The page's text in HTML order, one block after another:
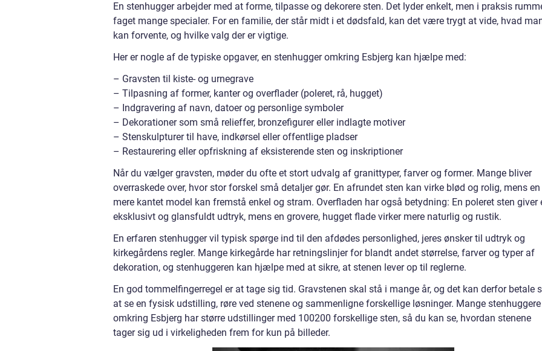
En stenhugger arbejder med at forme, tilpasse og dekorere sten. Det lyder enkelt, men i praksis
faget mange specialer. For en familie, der står midt i et dødsfald, kan det være trygt at vide, hvad
kan forvente, og hvilke valg der er vigtige.
Her er nogle af de typiske opgaver, en stenhugger omkring Esbjerg kan hjælpe med:
– Gravsten til kiste- og urnegrave
– Tilpasning af former, kanter og overflader (poleret, rå, hugget)
– Indgravering af navn, datoer og personlige symboler
– Dekorationer som små relieffer, bronzefigurer eller indlagte motiver
– Stenskulpturer til have, indkørsel eller offentlige pladser
– Restaurering eller opfriskning af eksisterende sten og inskriptioner
Når du vælger gravsten, møder du ofte et stort udvalg af granittyper, farver og former. Mange bliver
overraskede over, hvor stor forskel små detaljer gør. En afrundet sten kan virke blød og rolig, mens en
mere kantet model kan fremstå enkel og stram. Overfladen har også betydning: En poleret sten giver
eksklusivt og glansfuldt udtryk, mens en grovere, hugget flade virker mere naturlig og rustik.
En erfaren stenhugger vil typisk spørge ind til den afdødes personlighed, jeres ønsker til udtryk og
kirkegårdens regler. Mange kirkegårde har retningslinjer for blandt andet størrelse, farver og typer af
dekoration, og stenhuggeren kan hjælpe med at sikre, at stenen lever op til reglerne.
En god tommelfingerregel er at tage sig tid. Gravstenen skal stå i mange år, og det kan derfor betale
at se en fysisk udstilling, røre ved stenene og sammenligne forskellige løsninger. Mange stenhuggere
omkring Esbjerg har større udstillinger med 100200 forskellige sten, så du kan se, hvordan stenene
tager sig ud i virkeligheden frem for kun på billeder.